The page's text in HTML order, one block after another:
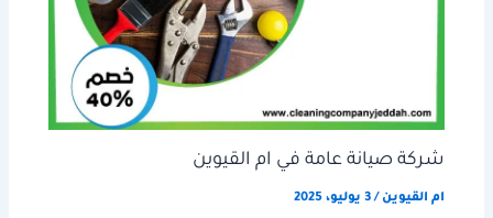
شركة صيانة عامة في ام القيوين
ام القيوين /3 يوليو، 2025